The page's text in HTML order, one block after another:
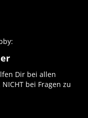
Dir bei allen
bei Fragen zu